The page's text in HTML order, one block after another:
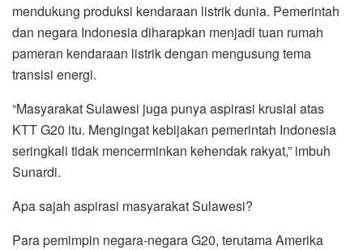
mendukung produksi kendaraan listrik dunia. Pemerintah
dan negara Indonesia diharapkan menjadi tuan rumah
pameran kendaraan listrik dengan mengusung tema
transisi energi.
“Masyarakat Sulawesi juga punya aspirasi krusial atas
KTT G20 itu. Mengingat kebijakan pemerintah Indonesia
seringkali tidak mencerminkan kehendak rakyat,” imbuh
Sunardi.
Apa sajah aspirasi masyarakat Sulawesi?
Para pemimpin negara-negara G20, terutama Amerika